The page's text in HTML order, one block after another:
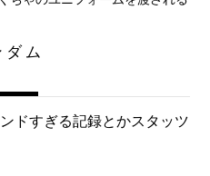
ダム
ドすぎる記録とかスタッツ